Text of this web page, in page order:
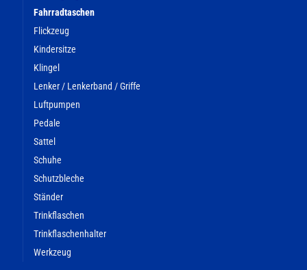
Fahrradtaschen
Flickzeug
Kindersitze
Klingel
Lenker / Lenkerband / Griffe
Luftpumpen
Pedale
Sattel
Schuhe
Schutzbleche
Ständer
Trinkflaschen
Trinkflaschenhalter
Werkzeug